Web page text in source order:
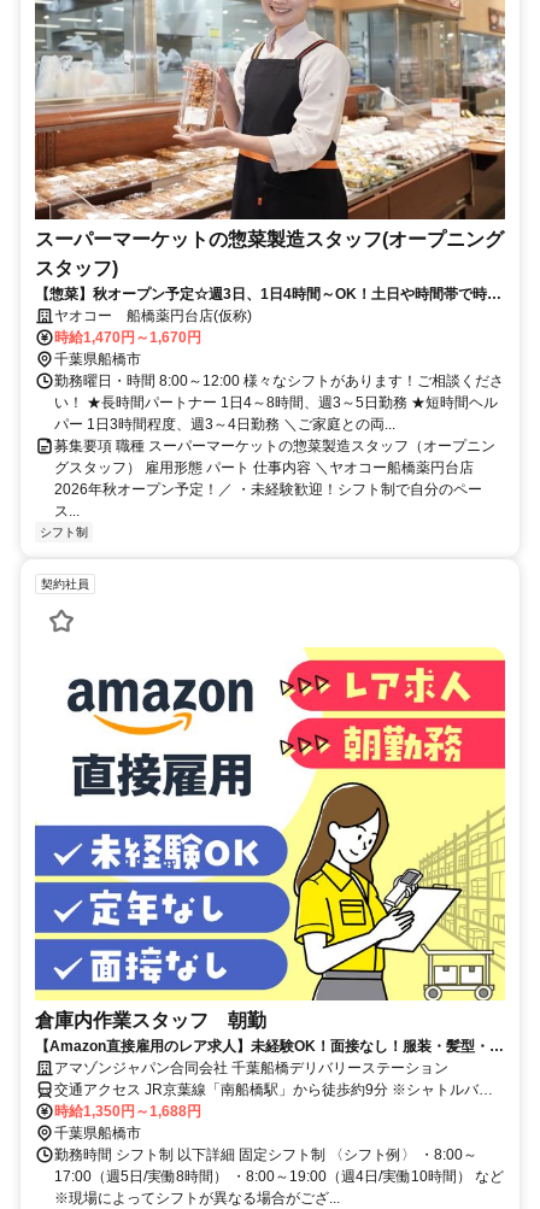
スーパーマーケットの惣菜製造スタッフ(オープニング
スタッフ)
【惣菜】秋オープン予定☆週3日、1日4時間～OK！土日や時間帯で時給
アップあり！
ヤオコー 船橋薬円台店(仮称)
時給1,470円～1,670円
千葉県船橋市
勤務曜日・時間 8:00～12:00 様々なシフトがあります！ご相談くださ
い！ ★長時間パートナー 1日4～8時間、週3～5日勤務 ★短時間ヘル
パー 1日3時間程度、週3～4日勤務 ＼ご家庭との両...
募集要項 職種 スーパーマーケットの惣菜製造スタッフ（オープニン
グスタッフ） 雇用形態 パート 仕事内容 ＼ヤオコー船橋薬円台店
2026年秋オープン予定！／ ・未経験歓迎！シフト制で自分のペー
ス...
シフト制
契約社員
倉庫内作業スタッフ 朝勤
【Amazon直接雇用のレア求人】未経験OK！面接なし！服装・髪型・髪
色自由で自分らしく働けます◎ 長期で安定雇用可能！時給UP！
アマゾンジャパン合同会社 千葉船橋デリバリーステーション
交通アクセス JR京葉線「南船橋駅」から徒歩約9分 ※シャトルバス
運行なし ※自転車通勤可 ※車、バイク通勤不可
時給1,350円～1,688円
千葉県船橋市
勤務時間 シフト制 以下詳細 固定シフト制 〈シフト例〉 ・8:00～
17:00（週5日/実働8時間） ・8:00～19:00（週4日/実働10時間） など
※現場によってシフトが異なる場合がござ...